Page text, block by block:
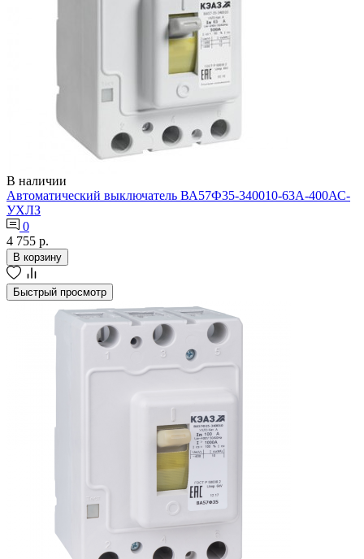
В наличии
Автоматический выключатель ВА57Ф35-340010-63А-400АС-
УХЛЗ
0
4 755 р.
В корзину
Быстрый просмотр